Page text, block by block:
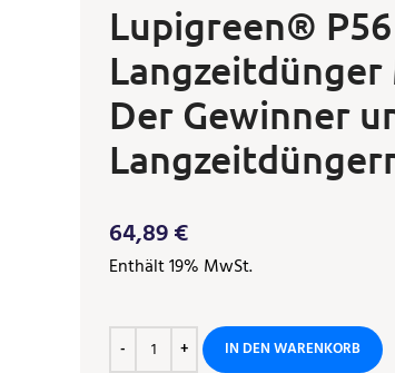
Lupigreen®
Der Gewinner
64,89€
Enthält 19% MwSt.
IN DEN WARENKORB